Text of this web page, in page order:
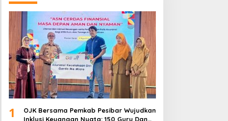
1
OJK Bersama Pemkab Pesibar Wujudkan
Inklusi Keuangan Nyata: 150 Guru Dan
Tenaga Pendidik Terima Polis Asuransi
Jiwa
2
Canangkan Desa TAPIS dan Luncurkan
Sekolah Lansia di Kampung Rukti Endah,
Ketua TP PKK Lampung Dorong
3
Mulai PKL di JMSI Lampung